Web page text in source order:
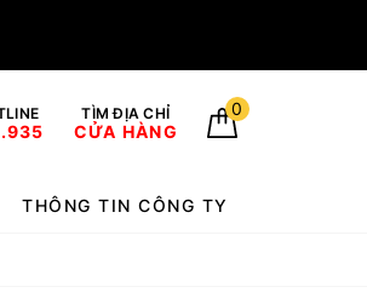
TÌM ĐỊA CHỈ
CỬA HÀNG
0
THÔNG TIN CÔNG TY